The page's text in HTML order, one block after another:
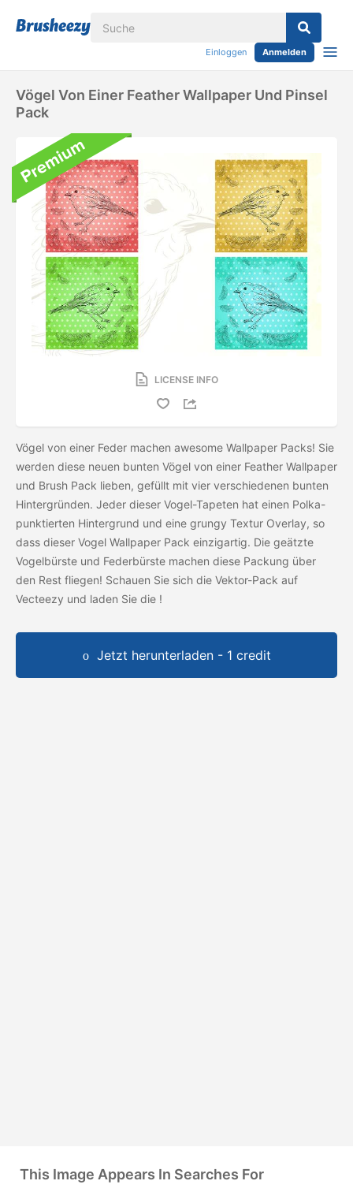
Einloggen Anmelden
Vögel Von Einer Feather Wallpaper Und Pinsel
Pack
LICENSE INFO
Vögel von einer Feder machen awesome Wallpaper Packs! Sie
werden diese neuen bunten Vögel von einer Feather Wallpaper
und Brush Pack lieben, gefüllt mit vier verschiedenen bunten
Hintergründen. Jeder dieser Vogel-Tapeten hat einen Polka-
punktierten Hintergrund und eine grungy Textur Overlay, so
dass dieser Vogel Wallpaper Pack einzigartig. Die geätzte
Vogelbürste und Federbürste machen diese Packung über
den Rest fliegen! Schauen Sie sich die Vektor-Pack auf
Vecteezy und laden Sie die !
Jetzt herunterladen - 1 credit
This Image Appears In Searches For